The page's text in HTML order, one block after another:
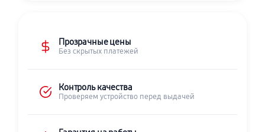
Прозрачные цены
Без скрытых платежей
Контроль качества
Проверяем устройство перед выдачей